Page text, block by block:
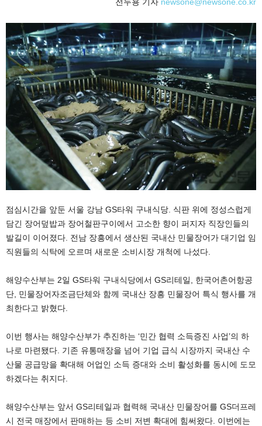
점심시간을 앞둔 서울 강남 GS타워 구내식당. 식판 위에 정성스럽게
담긴 장어덮밥과 장어철판구이에서 고소한 향이 퍼지자 직장인들의
발길이 이어졌다. 전남 장흥에서 생산된 국내산 민물장어가 대기업 임
직원들의 식탁에 오르며 새로운 소비시장 개척에 나섰다.
해양수산부는 2일 GS타워 구내식당에서 GS리테일, 한국어촌어항공
단, 민물장어자조금단체와 함께 국내산 장흥 민물장어 특식 행사를 개
최한다고 밝혔다.
이번 행사는 해양수산부가 추진하는 ‘민간 협력 소득증진 사업’의 하
나로 마련됐다. 기존 유통매장을 넘어 기업 급식 시장까지 국내산 수
산물 공급망을 확대해 어업인 소득 증대와 소비 활성화를 동시에 도모
하겠다는 취지다.
해양수산부는 앞서 GS리테일과 협력해 국내산 민물장어를 GS더프레
시 전국 매장에서 판매하는 등 소비 저변 확대에 힘써왔다. 이번에는